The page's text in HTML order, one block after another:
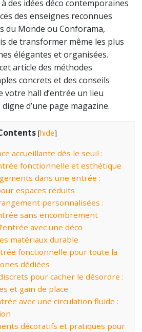
des idées déco contemporaines
des enseignes reconnues
du Monde ou Conforama,
de transformer même les plus
élégantes et organisées.
article des méthodes
concrets et des conseils
hall d’entrée un lieu
d’une page magazine.
[hide]
accueillante dès le seuil :
fonctionnelle et esthétique
dans une entrée :
espaces réduits
personnalisées :
sans encombrement
avec une déco
matériaux durable
fonctionnelle pour toute la
dédiées
pour cacher le désordre :
et gain de place
avec une circulation fluide :
décoratifs et pratiques pour